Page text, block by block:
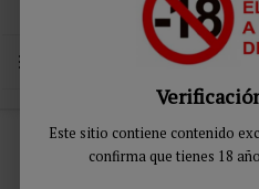
Este sitio contiene contenido
confirma que tienes 18
Inicio JUGUETES BIENESTAR
100% Sumergible